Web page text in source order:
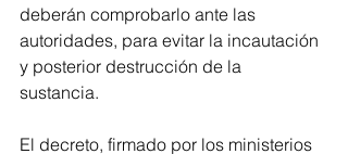
deberán comprobarlo ante las
autoridades, para evitar la incautación
y posterior destrucción de la
sustancia.
El decreto, firmado por los ministerios